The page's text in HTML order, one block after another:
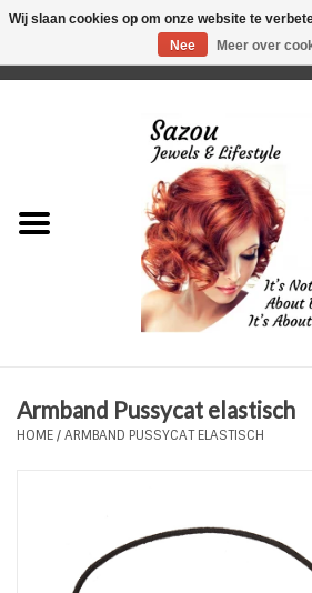
Just for Him
Plus Size Sieraden
Tassen en meer
Armband Pussycat elastisch
HOME/ARMBAND PUSSYCAT ELASTISCH
Wij slaan cookies op om onze website te
Nee
Meer over